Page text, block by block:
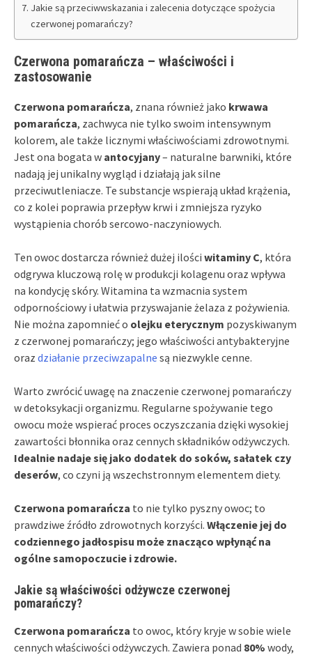
Jakie są przeciwwskazania i zalecenia dotyczące spożycia
czerwonej pomarańczy?
Czerwona pomarańcza – właściwości i
zastosowanie
Czerwona pomarańcza, znana również jako krwawa
pomarańcza, zachwyca nie tylko swoim intensywnym
kolorem, ale także licznymi właściwościami zdrowotnymi.
Jest ona bogata w antocyjany– naturalne barwniki, które
nadają jej unikalny wygląd i działają jak silne
przeciwutleniacze. Te substancje wspierają układ krążenia,
co z kolei poprawia przepływ krwi i zmniejsza ryzyko
wystąpienia chorób sercowo-naczyniowych.
Ten owoc dostarcza również dużej ilości witaminy C, która
odgrywa kluczową rolę w produkcji kolagenu oraz wpływa
na kondycję skóry. Witamina ta wzmacnia system
odpornościowy i ułatwia przyswajanie żelaza z pożywienia.
Nie można zapomnieć o olejku eterycznym pozyskiwanym
z czerwonej pomarańczy; jego właściwości antybakteryjne
oraz działanie przeciwzapalne są niezwykle cenne.
Warto zwrócić uwagę na znaczenie czerwonej pomarańczy
w detoksykacji organizmu. Regularne spożywanie tego
owocu może wspierać proces oczyszczania dzięki wysokiej
zawartości błonnika oraz cennych składników odżywczych.
Idealnie nadaje się jako dodatek do soków, sałatek czy
deserów, co czyni ją wszechstronnym elementem diety.
Czerwona pomarańcza to nie tylko pyszny owoc; to
prawdziwe źródło zdrowotnych korzyści. Włączenie jej do
codziennego jadłospisu może znacząco wpłynąć na
ogólne samopoczucie i zdrowie.
Jakie są właściwości odżywcze czerwonej
pomarańczy?
Czerwona pomarańcza to owoc, który kryje w sobie wiele
cennych właściwości odżywczych. Zawiera ponad 80% wody,